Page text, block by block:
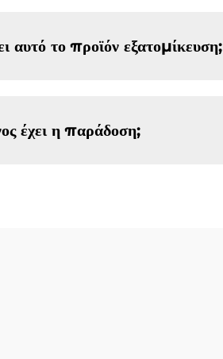
αυτό το προϊόν εξατομίκευση;
έχει η παράδοση;